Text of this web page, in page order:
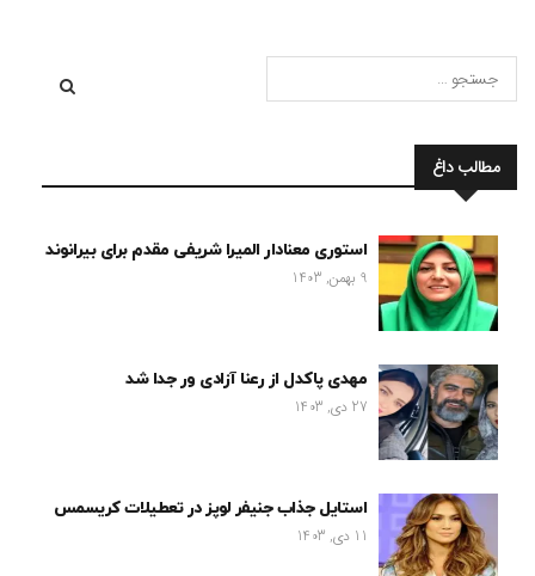
مطالب داغ
استوری معنادار المیرا شریفی مقدم برای بیرانوند
9 بهمن, 1403
مهدی پاکدل از رعنا آزادی ور جدا شد
27 دی, 1403
استایل جذاب جنیفر لوپز در تعطیلات کریسمس
11 دی, 1403